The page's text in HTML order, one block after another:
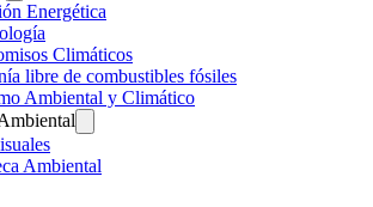
Energética
Climáticos
libre de combustibles fósiles
Ambiental y Climático
Ambiental